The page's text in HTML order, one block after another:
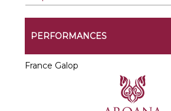
PERFORMANCES
France Galop